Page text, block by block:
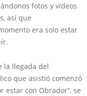
fotos y videos
así que
era solo estar
la llegada del
que asistió comenzó
estar con Obrador”, se